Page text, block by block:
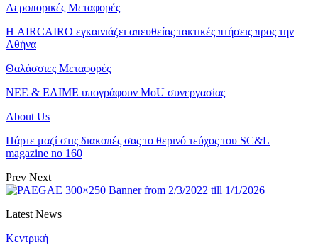
Αεροπορικές Μεταφορές
Η AIRCAIRO εγκαινιάζει απευθείας τακτικές πτήσεις προς την
Αθήνα
Θαλάσσιες Μεταφορές
ΝΕΕ & ΕΛΙΜΕ υπογράφουν MoU συνεργασίας
About Us
Πάρτε μαζί στις διακοπές σας το θερινό τεύχος του SC&L
magazine no 160
Prev Next
Latest News
Κεντρική